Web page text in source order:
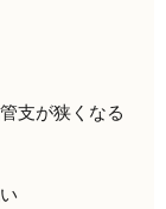
管支が狭くなる